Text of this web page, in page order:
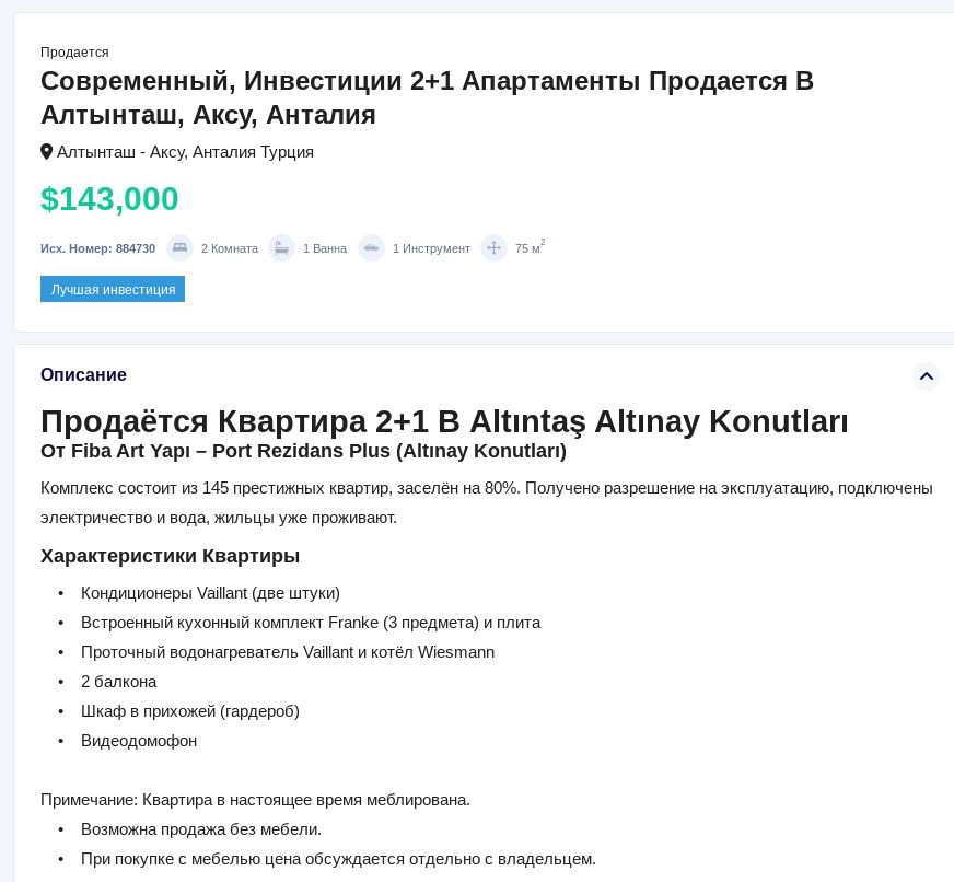
Продается
Современный, Инвестиции 2+1 Апартаменты Продается В
Алтынташ, Аксу, Анталия
Алтынташ - Аксу, Анталия Турция
$143,000
Исх. Номер: 884730 2 Комната 1 Ванна 1 Инструмент 75 м2
Лучшая инвестиция
Описание
Продаётся Квартира 2+1 В Altıntaş Altınay Konutları
От Fiba Art Yapı – Port Rezidans Plus (Altınay Konutları)
Комплекс состоит из 145 престижных квартир, заселён на 80%. Получено разрешение на эксплуатацию, подключены
электричество и вода, жильцы уже проживают.
Характеристики Квартиры
• Кондиционеры Vaillant (две штуки)
• Встроенный кухонный комплект Franke (3 предмета) и плита
• Проточный водонагреватель Vaillant и котёл Wiesmann
• 2 балкона
• Шкаф в прихожей (гардероб)
• Видеодомофон
Примечание: Квартира в настоящее время меблирована.
• Возможна продажа без мебели.
• При покупке с мебелью цена обсуждается отдельно с владельцем.